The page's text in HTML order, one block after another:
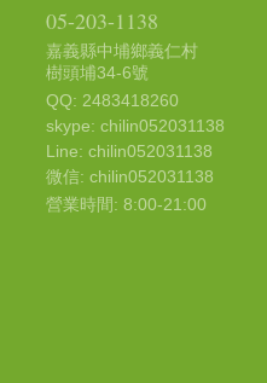
05-203-1138
嘉義縣中埔鄉義仁村
樹頭埔34-6號
QQ: 2483418260
skype: chilin052031138
Line: chilin052031138
微信: chilin052031138
營業時間: 8:00-21:00